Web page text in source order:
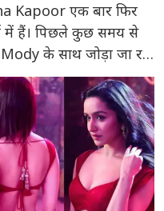
Kapoor एक बार फिर
में हैं। पिछले कुछ समय से
के साथ जोड़ा जा रहा
को आधिकारिक रूप से
साथ देखा जाता है।